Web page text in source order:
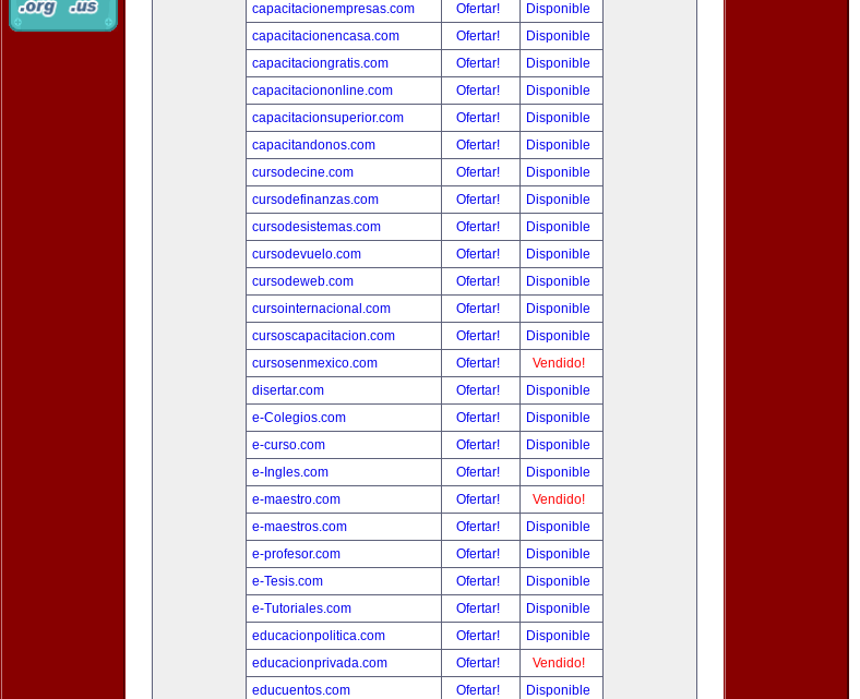
capacitacionempresas.com
Ofertar!
Disponible
capacitacionencasa.com
Ofertar!
Disponible
capacitaciongratis.com
Ofertar!
Disponible
capacitaciononline.com
Ofertar!
Disponible
capacitacionsuperior.com
Ofertar!
Disponible
capacitandonos.com
Ofertar!
Disponible
cursodecine.com
Ofertar!
Disponible
cursodefinanzas.com
Ofertar!
Disponible
cursodesistemas.com
Ofertar!
Disponible
cursodevuelo.com
Ofertar!
Disponible
cursodeweb.com
Ofertar!
Disponible
cursointernacional.com
Ofertar!
Disponible
cursoscapacitacion.com
Ofertar!
Disponible
cursosenmexico.com
Ofertar!
Vendido!
disertar.com
Ofertar!
Disponible
e-Colegios.com
Ofertar!
Disponible
e-curso.com
Ofertar!
Disponible
e-Ingles.com
Ofertar!
Disponible
e-maestro.com
Ofertar!
Vendido!
e-maestros.com
Ofertar!
Disponible
e-profesor.com
Ofertar!
Disponible
e-Tesis.com
Ofertar!
Disponible
e-Tutoriales.com
Ofertar!
Disponible
educacionpolitica.com
Ofertar!
Disponible
educacionprivada.com
Ofertar!
Vendido!
educuentos.com
Ofertar!
Disponible